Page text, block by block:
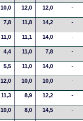
10,0 12,0 12,0 -
7,8 11,8 14,2 -
11,0 11,1 14,0 -
4,4 11,0 7,8 -
5,5 11,0 14,0 -
12,0 10,0 10,0 -
11,3 8,9 12,2 -
10,0 8,0 14,5 -